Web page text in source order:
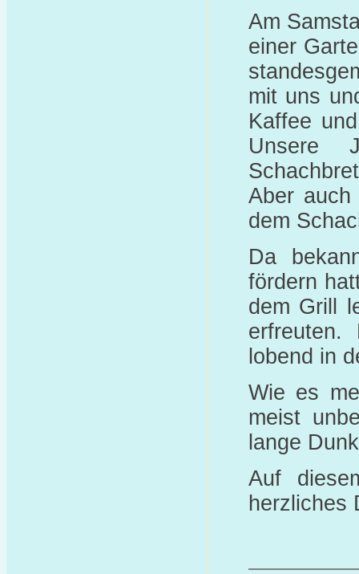
Am
einer
mit uns
Kaffee
Unsere
Aber
dem
Da
fördern
dem Grill
erfreuten.
lobend in
Wie es
meist
lange
Auf
herzliches